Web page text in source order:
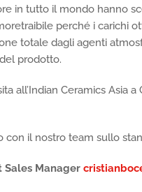
in tutto il mondo hanno
perché i carichi
totale dagli agenti
del prodotto.
all’Indian Ceramics Asia
con il nostro team sullo
Sales Manager